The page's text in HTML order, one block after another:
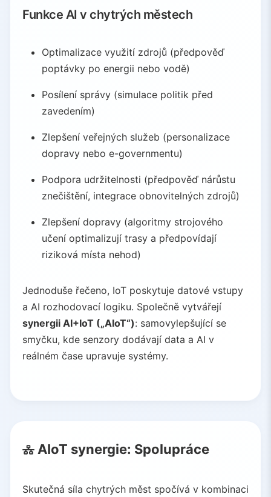
Funkce AI v chytrých městech
Optimalizace využití zdrojů (předpověď
poptávky po energii nebo vodě)
Posílení správy (simulace politik před
zavedením)
Zlepšení veřejných služeb (personalizace
dopravy nebo e-governmentu)
Podpora udržitelnosti (předpověď nárůstu
znečištění, integrace obnovitelných zdrojů)
Zlepšení dopravy (algoritmy strojového
učení optimalizují trasy a předpovídají
riziková místa nehod)
Jednoduše řečeno, IoT poskytuje datové vstupy
a AI rozhodovací logiku. Společně vytvářejí
synergii AI+IoT („AIoT“): samovylepšující se
smyčku, kde senzory dodávají data a AI v
reálném čase upravuje systémy.
AIoT synergie: Spolupráce
Skutečná síla chytrých měst spočívá v kombinaci